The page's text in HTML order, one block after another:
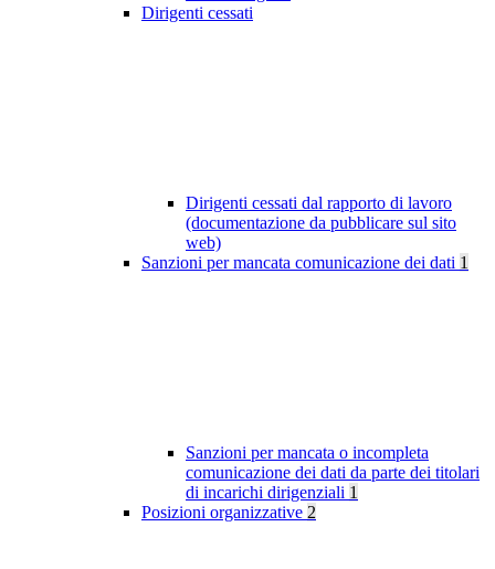
Dirigenti cessati
Dirigenti cessati dal rapporto di lavoro
(documentazione da pubblicare sul sito
web)
Sanzioni per mancata comunicazione dei dati 1
Sanzioni per mancata o incompleta
comunicazione dei dati da parte dei titolari
di incarichi dirigenziali 1
Posizioni organizzative 2